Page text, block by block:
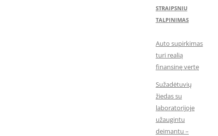
STRAIPSNIU
TALPINIMAS
Auto supirkimas
turi realią
finansinę vertę
Sužadėtuvių
žiedas su
laboratorijoje
užaugintu
deimantu –